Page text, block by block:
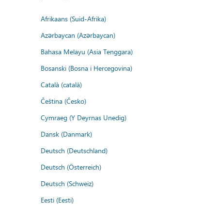
Afrikaans (Suid-Afrika)
Azərbaycan (Azərbaycan)
Bahasa Melayu (Asia Tenggara)
Bosanski (Bosna i Hercegovina)
Català (català)
Čeština (Česko)
Cymraeg (Y Deyrnas Unedig)
Dansk (Danmark)
Deutsch (Deutschland)
Deutsch (Österreich)
Deutsch (Schweiz)
Eesti (Eesti)